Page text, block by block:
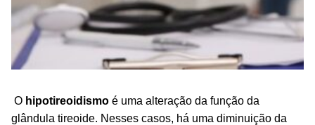
O hipotireoidismo é uma alteração da função da
glândula tireoide. Nesses casos, há uma diminuição da